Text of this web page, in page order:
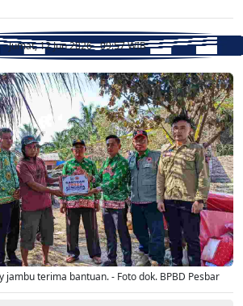
- Jumat, 12 Jun 2026 - 09:57 WIB
jambu terima bantuan. - Foto dok. BPBD Pesbar